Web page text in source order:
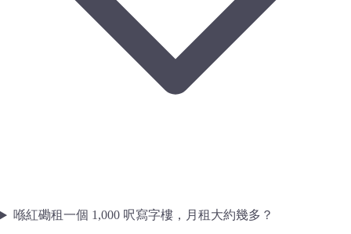
喺紅磡租一個 1,000 呎寫字樓，月租大約幾多？